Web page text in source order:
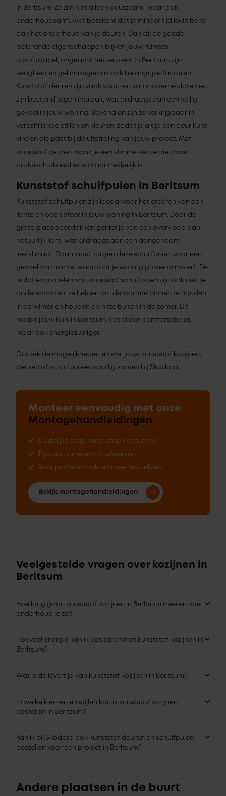
in Berltsum. Ze zijn niet alleen duurzaam, maar ook
onderhoudsarm, wat betekent dat je minder tijd kwijt bent
aan het onderhoud van je deuren. Dankzij de goede
isolerende eigenschappen blijven jouw ruimtes
comfortabel, ongeacht het seizoen. In Berltsum zijn
veiligheid en gebruiksgemak ook belangrijke factoren.
Kunststof deuren zijn vaak voorzien van moderne sloten en
zijn bestand tegen inbraak, wat bijdraagt aan een veilig
gevoel in jouw woning. Bovendien zijn ze verkrijgbaar in
verschillende stijlen en kleuren, zodat je altijd een deur kunt
vinden die past bij de uitstraling van jouw project. Met
kunststof deuren maak je een slimme keuze die zowel
praktisch als esthetisch aantrekkelijk is.
Kunststof schuifpuien in Berltsum
Kunststof schuifpuien zijn ideaal voor het creëren van een
lichte en open sfeer in jouw woning in Berltsum. Door de
grote glasoppervlakken geniet je van een overvloed aan
natuurlijk licht, wat bijdraagt aan een aangenaam
leefklimaat. Daarnaast zorgen deze schuifpuien voor een
gevoel van ruimte, waardoor je woning groter aanvoelt. De
isolatievoordelen van kunststof schuifpuien zijn ook niet te
onderschatten; ze helpen om de warmte binnen te houden
in de winter en houden de hitte buiten in de zomer. Dit
maakt jouw huis in Berltsum niet alleen comfortabeler,
maar ook energiezuiniger.
Ontdek de mogelijkheden en stel jouw kunststof kozijnen,
deuren of schuifpui eenvoudig samen bij Skodora.
Monteer eenvoudig met onze
Montagehandleidingen
Duidelijke stap-voor-stap instructies
Tips van inmeten tot afwerken
Voor professionals en doe-het-zelvers
Bekijk montagehandleidingen
Veelgestelde vragen over kozijnen in
Berltsum
Hoe lang gaan kunststof kozijnen in Berltsum mee en hoe
onderhoud je ze?
Hoeveel energie kan ik besparen met kunststof kozijnen in
Berltsum?
Wat is de levertijd van kunststof kozijnen in Berltsum?
In welke kleuren en stijlen kan ik kunststof kozijnen
bestellen in Berltsum?
Kan ik bij Skodora ook kunststof deuren en schuifpuien
bestellen voor een project in Berltsum?
Andere plaatsen in de buurt